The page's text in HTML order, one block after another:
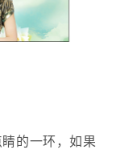
的一环，如果